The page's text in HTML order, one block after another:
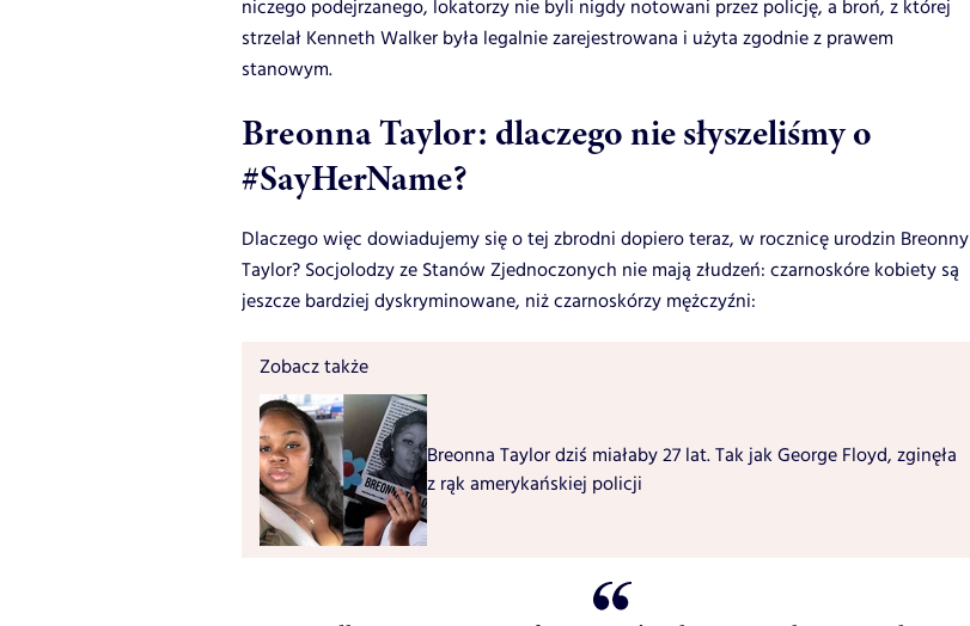
niczego podejrzanego, lokatorzy nie byli nigdy notowani przez policję, a broń, z której
strzelał Kenneth Walker była legalnie zarejestrowana i użyta zgodnie z prawem
stanowym.
Breonna Taylor: dlaczego nie słyszeliśmy o
#SayHerName?
Dlaczego więc dowiadujemy się o tej zbrodni dopiero teraz, w rocznicę urodzin Breonny
Taylor? Socjolodzy ze Stanów Zjednoczonych nie mają złudzeń: czarnoskóre kobiety są
jeszcze bardziej dyskryminowane, niż czarnoskórzy mężczyźni:
Zobacz także
Breonna Taylor dziś miałaby 27 lat. Tak jak George Floyd, zginęła
z rąk amerykańskiej policji